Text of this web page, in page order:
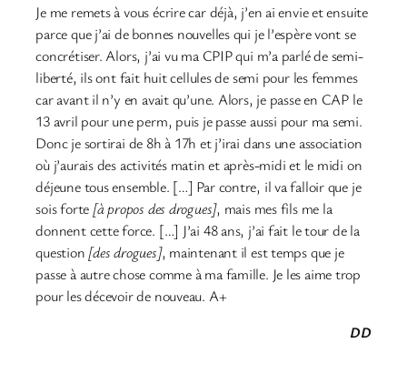
Je me remets à vous écrire car déjà, j’en ai envie et ensuite
parce que j’ai de bonnes nouvelles qui je l’espère vont se
concrétiser. Alors, j’ai vu ma CPIP qui m’a parlé de semi-
liberté, ils ont fait huit cellules de semi pour les femmes
car avant il n’y en avait qu’une. Alors, je passe en CAP le
13 avril pour une perm, puis je passe aussi pour ma semi.
Donc je sortirai de 8h à 17h et j’irai dans une association
où j’aurais des activités matin et après-midi et le midi on
déjeune tous ensemble. […] Par contre, il va falloir que je
sois forte [à propos des drogues], mais mes fils me la
donnent cette force. […] J’ai 48 ans, j’ai fait le tour de la
question [des drogues], maintenant il est temps que je
passe à autre chose comme à ma famille. Je les aime trop
pour les décevoir de nouveau. A+
DD